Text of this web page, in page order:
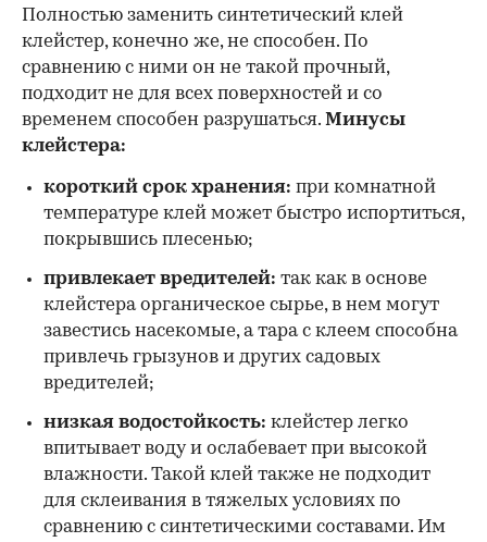
Полностью заменить синтетический клей
клейстер, конечно же, не способен. По
сравнению с ними он не такой прочный,
подходит не для всех поверхностей и со
временем способен разрушаться. Минусы
клейстера:
короткий срок хранения: при комнатной
температуре клей может быстро испортиться,
покрывшись плесенью;
привлекает вредителей: так как в основе
клейстера органическое сырье, в нем могут
завестись насекомые, а тара с клеем способна
привлечь грызунов и других садовых
вредителей;
низкая водостойкость: клейстер легко
впитывает воду и ослабевает при высокой
влажности. Такой клей также не подходит
для склеивания в тяжелых условиях по
сравнению с синтетическими составами. Им